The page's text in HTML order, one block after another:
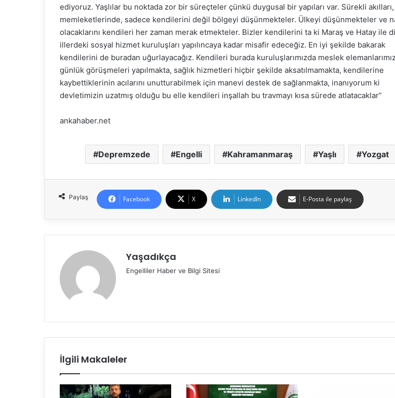
ediyoruz. Yaşlılar bu noktada zor bir süreçteler çünkü duygusal bir yapıları var. Sürekli
memleketlerinde, sadece kendilerini değil bölgeyi düşünmekteler. Ülkeyi düşünmekteler ve
olacaklarını kendileri her zaman merak etmekteler. Bizler kendilerini ta ki Maraş ve Hatay ile
illerdeki sosyal hizmet kuruluşları yapılıncaya kadar misafir edeceğiz. En iyi şekilde bakarak
kendilerini de buradan uğurlayacağız. Kendileri burada kuruluşlarımızda meslek
günlük görüşmeleri yapılmakta, sağlık hizmetleri hiçbir şekilde aksatılmamakta, kendilerine
kaybettiklerinin acılarını unutturabilmek için manevi destek de sağlanmakta, inanıyorum ki
devletimizin uzatmış olduğu bu elle kendileri inşallah bu travmayı kısa sürede atlatacaklar”
ankahaber.net
Depremzede Engelli Kahramanmaraş Yaşlı Yozgat
Paylaş Facebook X LinkedIn E-Posta ile paylaş
Yaşadıkça
Engelliler Haber ve Bilgi Sitesi
İlgili Makaleler